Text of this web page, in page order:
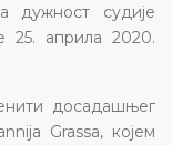
дужност судије
25. априла 2020.
досадашњег
Grassa, којем